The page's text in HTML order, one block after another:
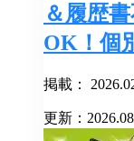
＆履歴
OK！個
掲載：
更新：